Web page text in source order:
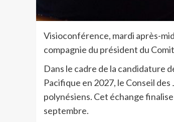
Visioconférence, mardi après-
compagnie du président du
Dans le cadre de la candidature
Pacifique en 2027, le Conseil
polynésiens. Cet échange
septembre.